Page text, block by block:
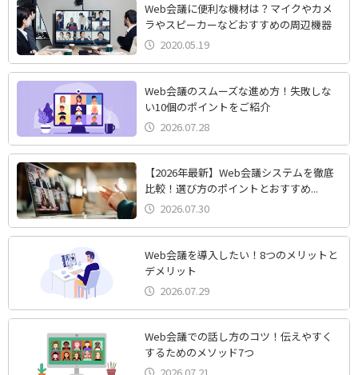
Web会議に便利な機材は？マイクやカメ
ラやスピーカーなどおすすめの周辺機器
2020.05.19
Web会議のスムーズな進め方！失敗しな
い10個のポイントをご紹介
2026.07.28
【2026年最新】Web会議システムを徹底
比較！選び方のポイントとおすすめ...
2026.07.30
Web会議を導入したい！8つのメリットと
デメリット
2026.07.29
Web会議での話し方のコツ！伝えやすく
するためのメソッド7つ